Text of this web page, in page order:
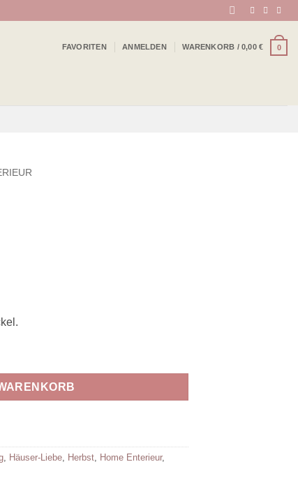
FAVORITEN ANMELDEN WARENKORB /0,00€ 0
, Häuser-Liebe, Herbst, Home Enterieur,